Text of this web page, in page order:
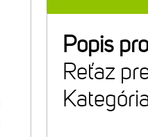
Popis
Reťaz